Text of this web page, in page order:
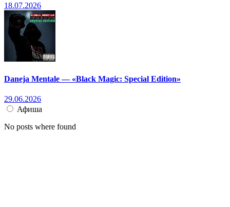
18.07.2026
Daneja Mentale — «Black Magic: Special Edition»
29.06.2026
Афиша
No posts where found